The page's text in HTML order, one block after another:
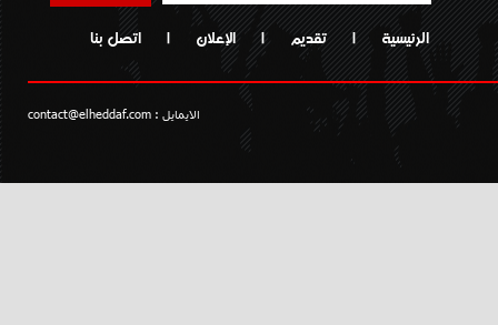
الرئيسية | تقديم | الإعلان | اتصل بنا
الايمايل : contact@elheddaf.com